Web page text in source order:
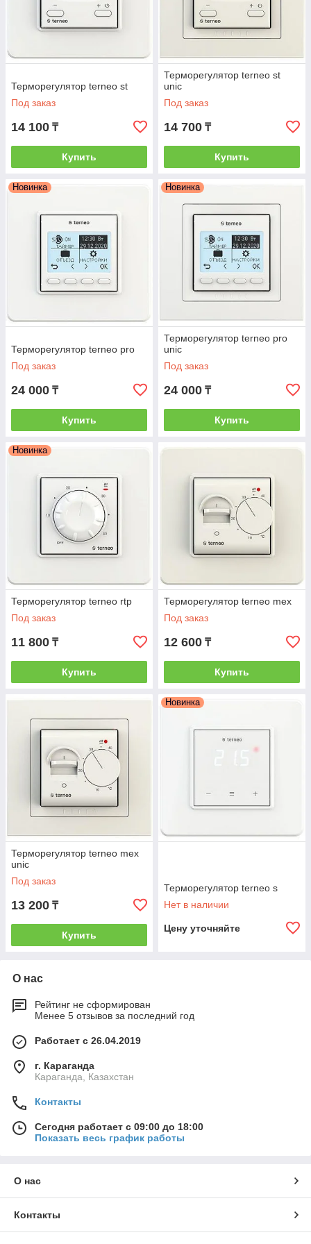
Терморегулятор terneo st
Под заказ
14 100 ₸
Купить
Терморегулятор terneo st
unic
Под заказ
14 700 ₸
Купить
Новинка
Терморегулятор terneo pro
Под заказ
24 000 ₸
Купить
Новинка
Терморегулятор terneo pro
unic
Под заказ
24 000 ₸
Купить
Новинка
Терморегулятор terneo rtp
Под заказ
11 800 ₸
Купить
Терморегулятор terneo mex
Под заказ
12 600 ₸
Купить
Терморегулятор terneo mex
unic
Под заказ
13 200 ₸
Купить
Новинка
Терморегулятор terneo s
Нет в наличии
Цену уточняйте
О нас
Рейтинг не сформирован
Менее 5 отзывов за последний год
Работает с 26.04.2019
г. Караганда
Караганда, Казахстан
Контакты
Сегодня работает с 09:00 до 18:00
Показать весь график работы
О нас
Контакты